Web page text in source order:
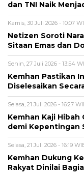
dan TNI Naik
Kamis, 30 Juli 2026 - 10:07
Netizen Soroti
Sitaan Emas dan
Senin, 27 Juli 2026 - 13:54
Kemhan Pastikan
Diselesaikan
Selasa, 21 Juli 2026 - 16:27
Kemhan Kaji Hibah
demi Kepentingan
Selasa, 21 Juli 2026 - 16:19
Kemhan Dukung
Rakyat Dinilai